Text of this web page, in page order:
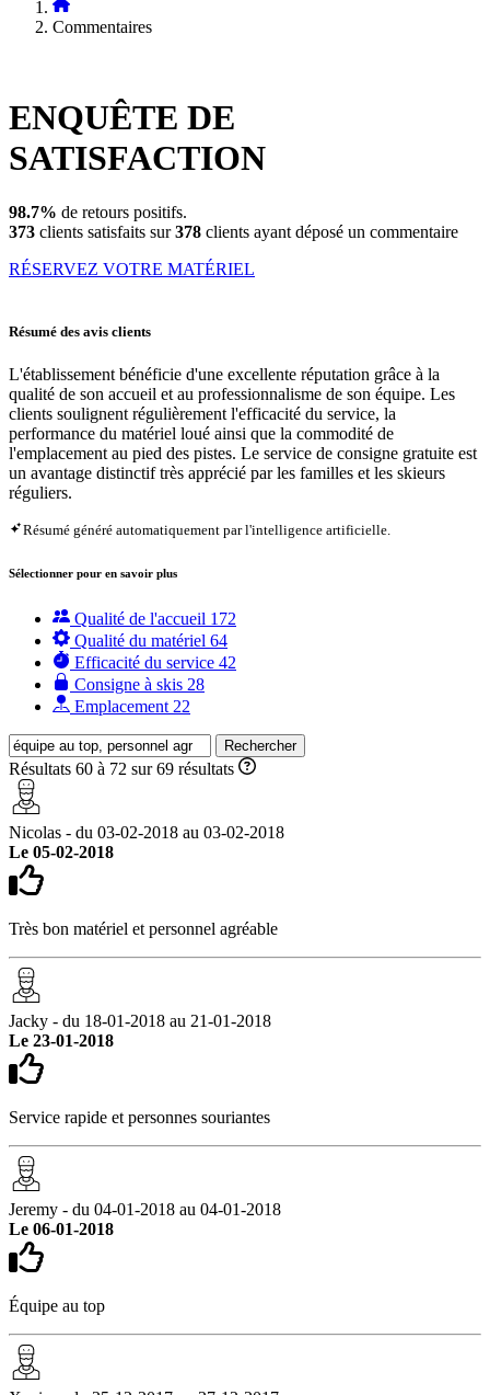
Commentaires
ENQUÊTE DE
SATISFACTION
98.7% de retours positifs.
373 clients satisfaits sur378 clients ayant déposé un commentaire
RÉSERVEZ VOTRE MATÉRIEL
Résumé des avis clients
L'établissement bénéficie d'une excellente réputation grâce à la
qualité de son accueil et au professionnalisme de son équipe. Les
clients soulignent régulièrement l'efficacité du service, la
performance du matériel loué ainsi que la commodité de
l'emplacement au pied des pistes. Le service de consigne gratuite est
un avantage distinctif très apprécié par les familles et les skieurs
réguliers.
Résumé généré automatiquement par l'intelligence artificielle.
Sélectionner pour en savoir plus
Qualité de l'accueil 172
Qualité du matériel 64
Efficacité du service 42
Consigne à skis 28
Emplacement 22
Rechercher
Résultats 60 à 72 sur 69 résultats
Nicolas - du 03-02-2018 au 03-02-2018
Le 05-02-2018
Très bon matériel et personnel agréable
Jacky - du 18-01-2018 au 21-01-2018
Le 23-01-2018
Service rapide et personnes souriantes
Jeremy - du 04-01-2018 au 04-01-2018
Le 06-01-2018
Équipe au top